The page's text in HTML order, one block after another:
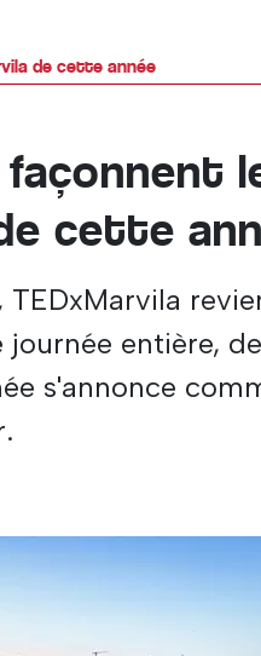
de cette année
cette
entière,
s'annonce